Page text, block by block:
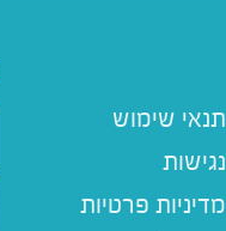
תנאי שימוש
נגישות
מדיניות פרטיות